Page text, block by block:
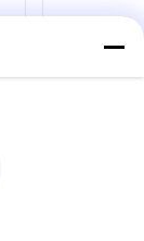
para
papel y